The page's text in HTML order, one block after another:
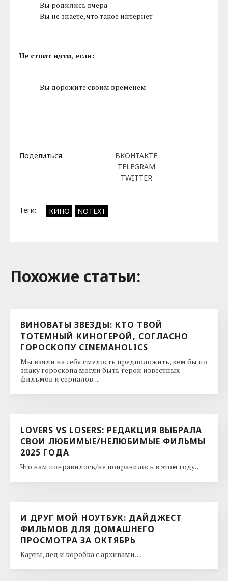
Вы родились вчера
Вы не знаете, что такое интернет
Не стоит идти, если:
Вы дорожите своим временем
Поделиться:
ВКОНТАКТЕ
TELEGRAM
TWITTER
Теги: КИНО NOTEXT
Похожие cтатьи:
ВИНОВАТЫ ЗВЕЗДЫ: КТО ТВОЙ
ТОТЕМНЫЙ КИНОГЕРОЙ, СОГЛАСНО
ГОРОСКОПУ CINEMAHOLICS
Мы взяли на себя смелость предположить, кем бы по
знаку гороскопа могли быть герои известных
фильмов и сериалов. ...
LOVERS VS LOSERS: РЕДАКЦИЯ ВЫБРАЛА
СВОИ ЛЮБИМЫЕ/НЕЛЮБИМЫЕ ФИЛЬМЫ
2025 ГОДА
Что нам понравилось/не понравилось в этом году. ...
И ДРУГ МОЙ НОУТБУК: ДАЙДЖЕСТ
ФИЛЬМОВ ДЛЯ ДОМАШНЕГО
ПРОСМОТРА ЗА ОКТЯБРЬ
Карты, лед и коробка с архивами. ...